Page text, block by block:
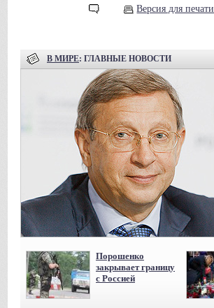
Версия для печати
В МИРЕ: ГЛАВНЫЕ НОВОСТИ
Порошенко
закрывает границу
с Россией